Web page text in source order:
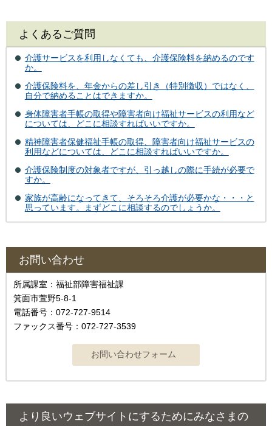
よくあるご質問
介護サービスを利用しなくても、介護保険料を納めるのです
か。
介護保険料を、年金からの差し引き（特別徴収）ではなく、
自分で納めることはできますか。
身体障害者手帳の取得や障害者向け福祉サービスの利用など
については、どこに相談すればいいですか。
精神障害者保健福祉手帳の取得、障害者向け福祉サービスの
利用などについては、どこに相談すればいいですか。
介護保険制度の対象者ですが、引っ越しの際に手続が必要で
すか。
家族が高齢になってきて、そろそろ介護が必要かな・・・と
思っています。まずどこに相談するのでしょうか。
お問い合わせ
所属課室：福祉部障害福祉課
箕面市萱野5-8-1
電話番号：072-727-9514
ファックス番号：072-727-3539
より良いウェブサイトにするためにみなさまの